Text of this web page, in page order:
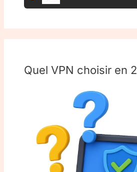
Quel VPN choisir en